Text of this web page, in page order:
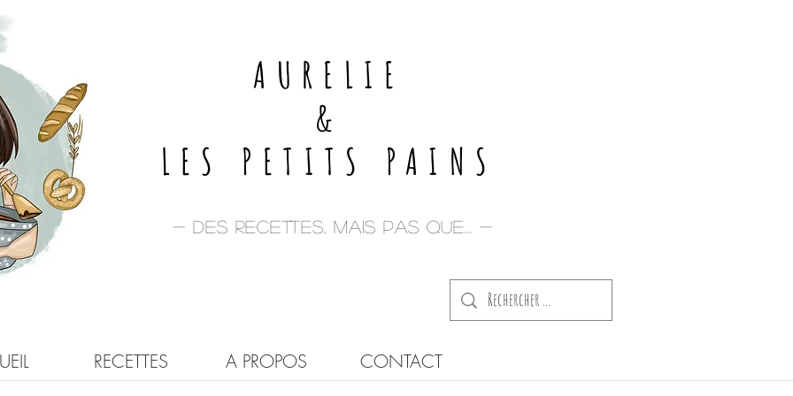
AURELIE
&
LES PETITS PAINS
- Des recettes, mais pas que... -
RECETTES A PROPOS CONTACT